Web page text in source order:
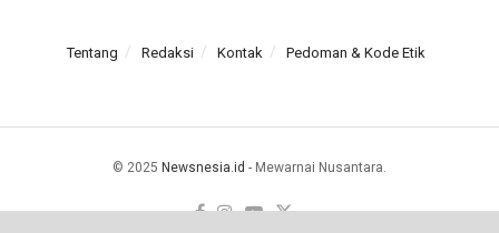
Tentang Redaksi Kontak Pedoman & Kode Etik
© 2025 Newsnesia.id - Mewarnai Nusantara.